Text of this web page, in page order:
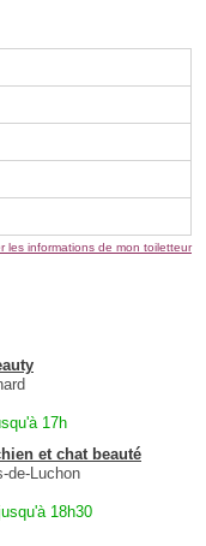
les informations de mon toiletteur
17h
et chat beauté
de-Luchon
18h30